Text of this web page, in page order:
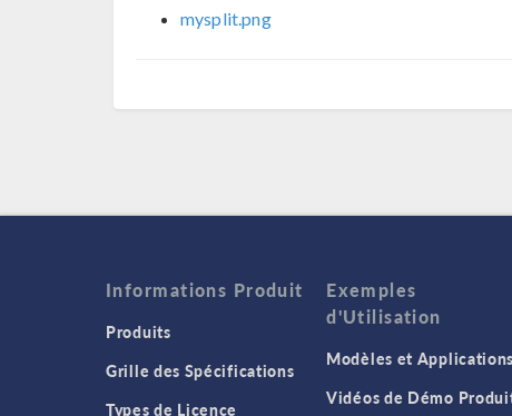
mysplit.png
Informations Produit
Produits
Grille des Spécifications
Types de Licence
Exemples
d'Utilisation
Modèles et Applications
Vidéos de Démo